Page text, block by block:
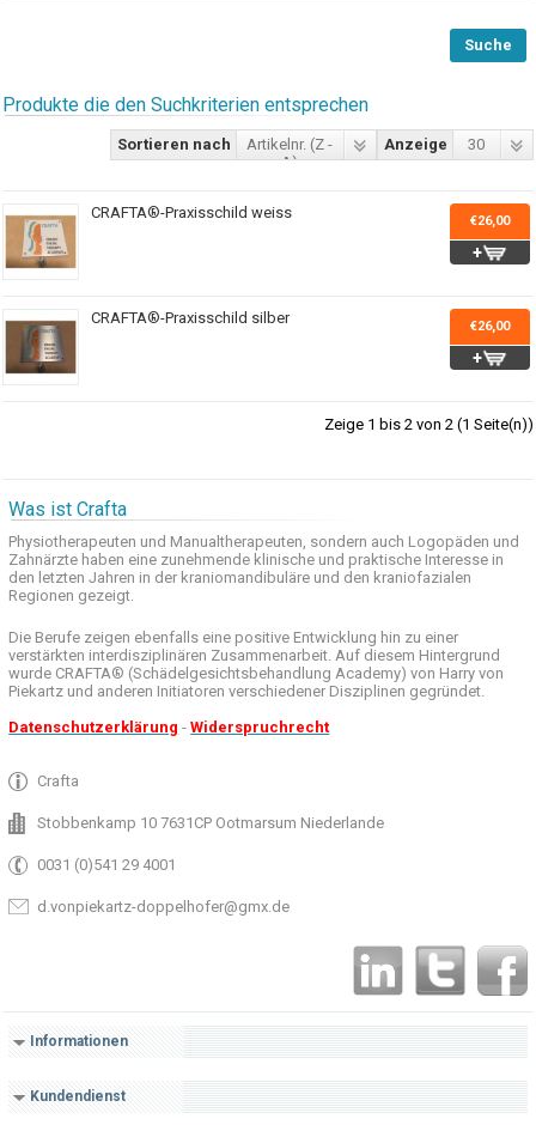
Produkte die den Suchkriterien entsprechen
Anzeige 30
Sortieren nach
Artikelnr. (Z -
A)
CRAFTA®-Praxisschild weiss €26,00
CRAFTA®-Praxisschild silber €26,00
Zeige 1 bis 2 von 2 (1 Seite(n))
Was ist Crafta
Physiotherapeuten und Manualtherapeuten, sondern auch Logopäden und
Zahnärzte haben eine zunehmende klinische und praktische Interesse in
den letzten Jahren in der kraniomandibuläre und den kraniofazialen
Regionen gezeigt.
Die Berufe zeigen ebenfalls eine positive Entwicklung hin zu einer
verstärkten interdisziplinären Zusammenarbeit. Auf diesem Hintergrund
wurde CRAFTA® (Schädelgesichtsbehandlung Academy) von Harry von
Piekartz und anderen Initiatoren verschiedener Disziplinen gegründet.
Datenschutzerklärung -Widerspruchrecht
Crafta
Stobbenkamp 10 7631CP Ootmarsum Niederlande
0031 (0)541 29 4001
d.vonpiekartz-doppelhofer@gmx.de
Informationen
Kundendienst